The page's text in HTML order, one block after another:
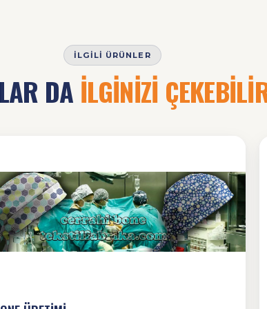
İLGILI ÜRÜNLER
DA İLGİNİZİ